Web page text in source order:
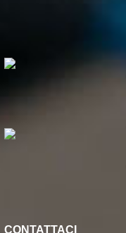
CONTATTACI